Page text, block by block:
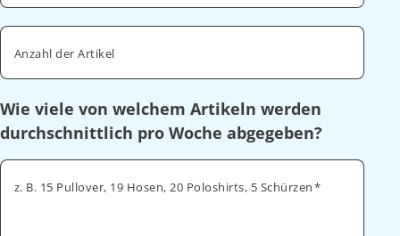
Anzahl der Artikel
Wie viele von welchem Artikeln werden
durchschnittlich pro Woche abgegeben?
z. B. 15 Pullover, 19 Hosen, 20 Poloshirts, 5 Schürzen